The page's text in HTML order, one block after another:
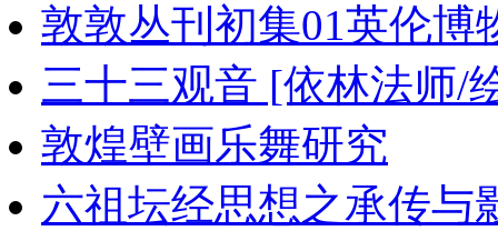
敦敦丛刊初集01英伦博
三十三观音 [依林法师/
敦煌壁画乐舞研究
六祖坛经思想之承传与